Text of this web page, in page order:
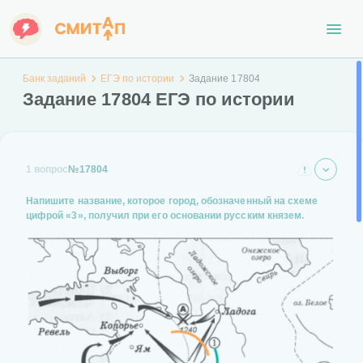
Банк заданий ЕГЭ по истории Задание 17804
Задание 17804 ЕГЭ по истории
1 вопрос №17804
Напишите название, которое город, обозначенный на схеме
цифрой «3», получил при его основании русским князем.